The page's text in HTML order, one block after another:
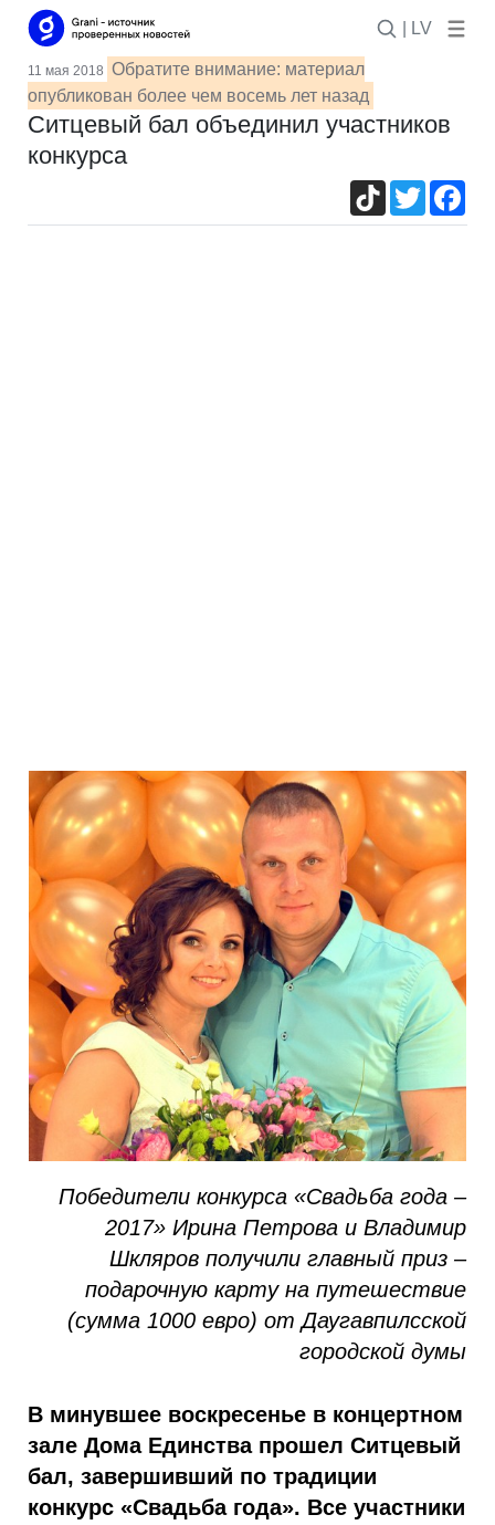
| LV
11 мая 2018 Обратите внимание: материал
опубликован более чем восемь лет назад
Ситцевый бал объединил участников
конкурса
TikTokTwitter
Победители конкурса «Свадьба года –
2017» Ирина Петрова и Владимир
Шкляров получили главный приз –
подарочную карту на путешествие
(сумма 1000 евро) от Даугавпилсской
городской думы
В минувшее воскресенье в концертном
зале Дома Единства прошел Ситцевый
бал, завершивший по традиции
конкурс «Свадьба года». Все участники